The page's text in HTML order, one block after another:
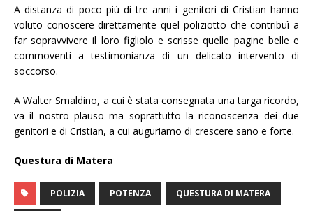
A distanza di poco più di tre anni i genitori di Cristian hanno
voluto conoscere direttamente quel poliziotto che contribuì a
far sopravvivere il loro figliolo e scrisse quelle pagine belle e
commoventi a testimonianza di un delicato intervento di
soccorso.
A Walter Smaldino, a cui è stata consegnata una targa ricordo,
va il nostro plauso ma soprattutto la riconoscenza dei due
genitori e di Cristian, a cui auguriamo di crescere sano e forte.
Questura di Matera
POLIZIA POTENZA QUESTURA DI MATERA